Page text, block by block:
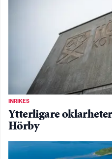
INRIKES
Ytterligare
Hörby